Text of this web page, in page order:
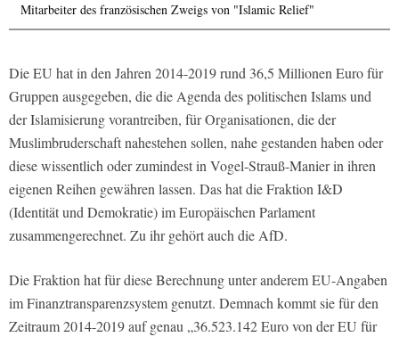
Mitarbeiter des französischen Zweigs von "Islamic Relief"
Die EU hat in den Jahren 2014-2019 rund 36,5 Millionen Euro für
Gruppen ausgegeben, die die Agenda des politischen Islams und
der Islamisierung vorantreiben, für Organisationen, die der
Muslimbruderschaft nahestehen sollen, nahe gestanden haben oder
diese wissentlich oder zumindest in Vogel-Strauß-Manier in ihren
eigenen Reihen gewähren lassen. Das hat die Fraktion I&D
(Identität und Demokratie) im Europäischen Parlament
zusammengerechnet. Zu ihr gehört auch die AfD.
Die Fraktion hat für diese Berechnung unter anderem EU-Angaben
im Finanztransparenzsystem genutzt. Demnach kommt sie für den
Zeitraum 2014-2019 auf genau „36.523.142 Euro von der EU für